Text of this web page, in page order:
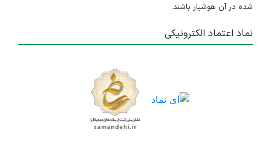
شده در آن هوشیار باشند.
نماد اعتماد الکترونیکی